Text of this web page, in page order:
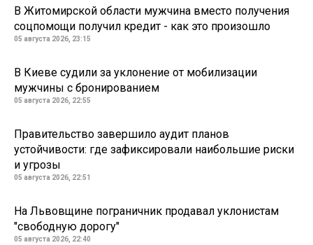
В Житомирской области мужчина вместо получения
соцпомощи получил кредит - как это произошло
05 августа 2026, 23:15
В Киеве судили за уклонение от мобилизации
мужчины с бронированием
05 августа 2026, 22:55
Правительство завершило аудит планов
устойчивости: где зафиксировали наибольшие риски
и угрозы
05 августа 2026, 22:51
На Львовщине пограничник продавал уклонистам
"свободную дорогу"
05 августа 2026, 22:40